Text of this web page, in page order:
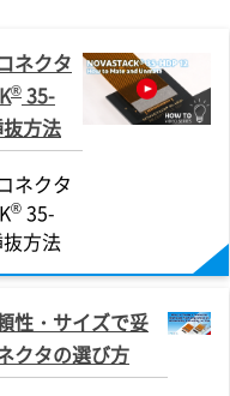
ネクタ
® 35-
方法
ネクタ
® 35-
方法
性・サイズで妥
クタの選び方